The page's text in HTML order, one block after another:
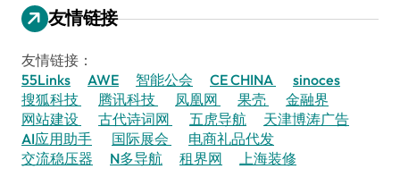
友情链接
友情链接：
55Links
AWE 智能公会 CE CHINA
sinoces
搜狐科技
腾讯科技 凤凰网 果壳
金融界
网站建设
古代诗词网 五虎导航
天津博涛广告
AI应用助手
国际展会
电商礼品代发
交流稳压器
N多导航 租界网 上海装修